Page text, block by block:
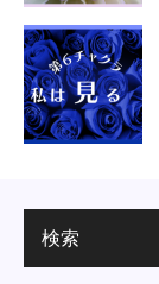
検索